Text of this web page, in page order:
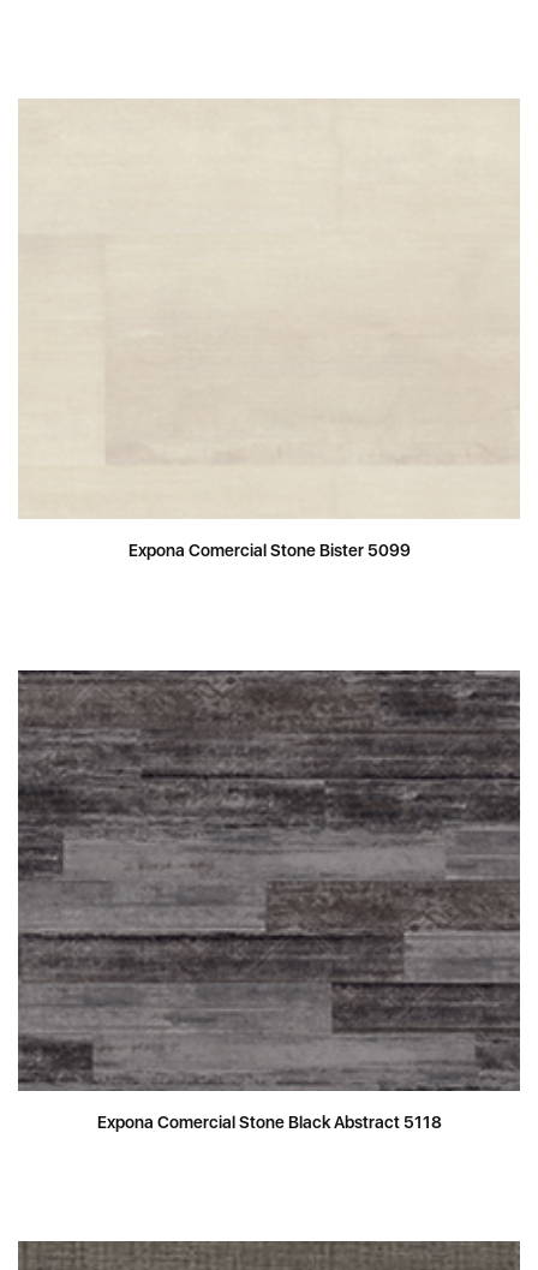
Expona Comercial Stone Bister 5099
Expona Comercial Stone Black Abstract 5118